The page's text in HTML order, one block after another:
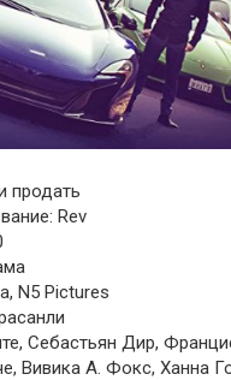
продать
Rev
N5 Pictures
Себастьян Дир,
Вивика А. Фокс, Ханна